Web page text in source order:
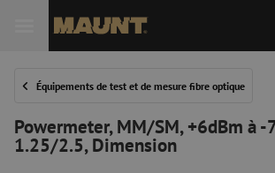
Équipements de test et de mesure fibre optique
Powermeter, MM/SM, +6dBm à -
1.25/2.5, Dimension